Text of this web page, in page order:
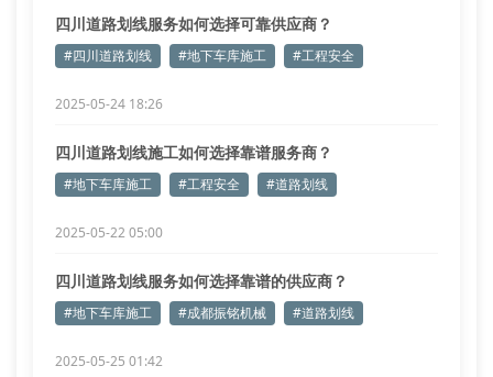
四川道路划线服务如何选择可靠供应商？
#四川道路划线 #地下车库施工 #工程安全
2025-05-24 18:26
四川道路划线施工如何选择靠谱服务商？
#地下车库施工 #工程安全 #道路划线
2025-05-22 05:00
四川道路划线服务如何选择靠谱的供应商？
#地下车库施工 #成都振铭机械 #道路划线
2025-05-25 01:42